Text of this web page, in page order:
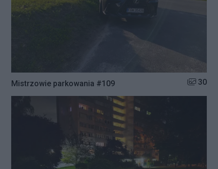
Mistrzowie parkowania #109 Liczba
30